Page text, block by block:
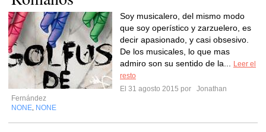
Soy musicalero, del mismo modo
que soy operístico y zarzuelero, es
decir apasionado, y casi obsesivo.
De los musicales, lo que mas
admiro son su sentido de la...
Leer el
resto
El 31 agosto 2015 por
Jonathan
Fernández
NONE NONE